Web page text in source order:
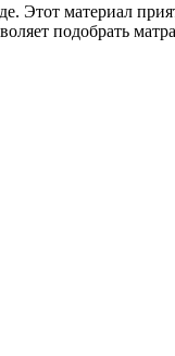
Этот материал
подобрать